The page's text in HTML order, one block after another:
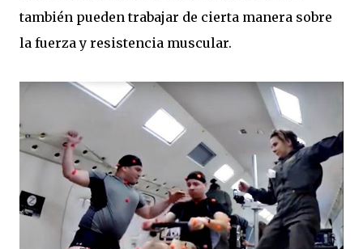
también pueden trabajar de cierta manera sobre
la fuerza y resistencia muscular.